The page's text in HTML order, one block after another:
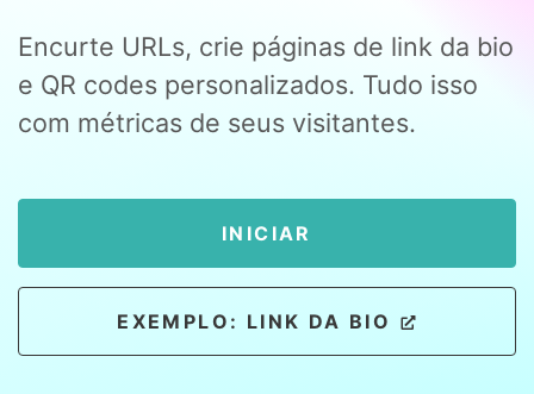
Encurte URLs, crie páginas de link da bio
e QR codes personalizados. Tudo isso
com métricas de seus visitantes.
INICIAR
EXEMPLO: LINK DA BIO